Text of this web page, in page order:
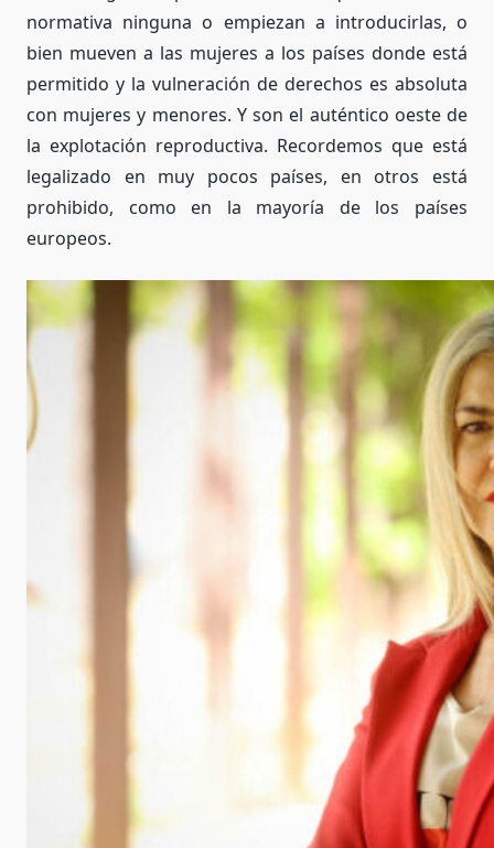
normativa ninguna o empiezan a introducirlas, o
bien mueven a las mujeres a los países donde está
permitido y la vulneración de derechos es absoluta
con mujeres y menores. Y son el auténtico oeste de
la explotación reproductiva. Recordemos que está
legalizado en muy pocos países, en otros está
prohibido, como en la mayoría de los países
europeos.